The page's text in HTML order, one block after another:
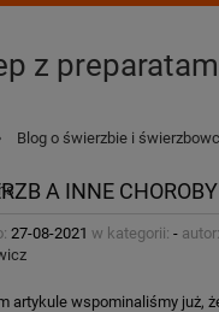
z
Blog o świerzbie i
A INNE CHOROBY
27-08-2021 w kategorii: - autor:
artykule wspominaliśmy już,